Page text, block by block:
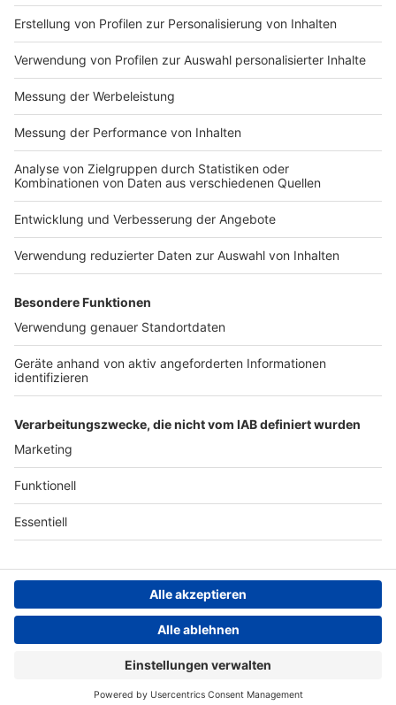
Nutzungsbedingungen
Impressum
Das Band-ABC
Jobs
Archiv
Teilnahme­bedingungen
Geschäfts­bedingungen
ANTENNE BAYERN GROUP
Grounding Page ROCK
ANTENNE
Kontakt
Studio-Hotline
Datenschutz­erklärung
Cookie- und Drittanbieter-
einstellungen
Persönliche Datenkontrolle
ROCK ANTENNE
Region wechseln
ROCK ANTENNE Live